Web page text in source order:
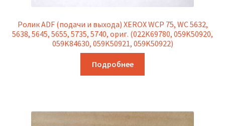
Ролик ADF (подачи и выхода) XEROX WCP 75, WC 5632,
5638, 5645, 5655, 5735, 5740, ориг. (022K69780, 059K50920,
059K84630, 059K50921, 059K50922)
Подробнее